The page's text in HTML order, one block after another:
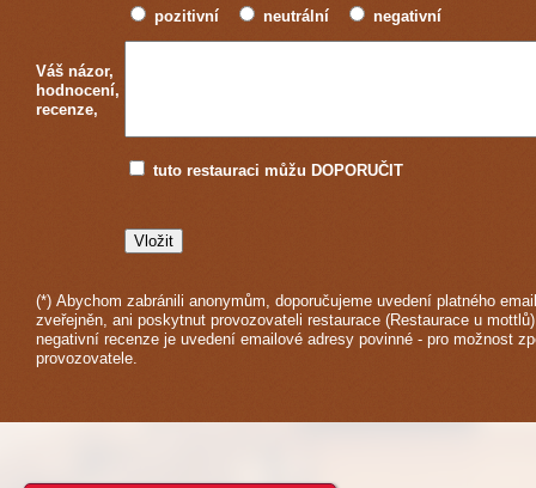
pozitivní neutrální negativní
Váš názor,
hodnocení,
recenze,
tuto restauraci můžu DOPORUČIT
(*) Abychom zabránili anonymům, doporučujeme uvedení platného
zveřejněn, ani poskytnut provozovateli restaurace (Restaurace u
negativní recenze je uvedení emailové adresy povinné - pro možnost
provozovatele.